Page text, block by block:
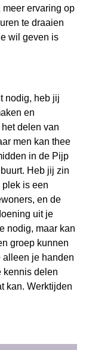
ervaring op
te draaien
wil geven is
nodig, heb jij
en
delen van
men kan thee
in de Pijp
Heb jij zin
is een
en de
uit je
nodig, maar kan
groep kunnen
alleen je handen
kennis delen
kan. Werktijden